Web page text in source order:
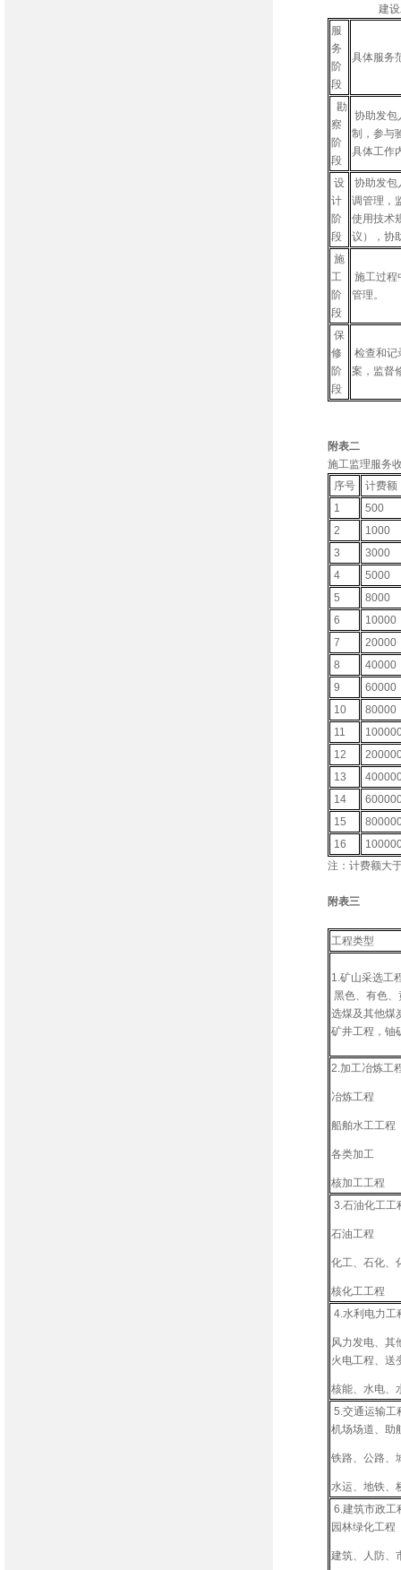
建设工程
服
务
阶
段
具体服务
勘
察
阶
段
协助发包
制，参与
具体工作
设
计
阶
段
协助发包
调管理，
使用技术
议），协
施
工
阶
段
施工过程
管理。
保
修
阶
段
检查和记
案，监督
附表二
施工监理服
序号
计费额
1
500
2
1000
3
3000
4
5000
5
8000
6
10000
7
20000
8
40000
9
60000
10
80000
11
12
13
14
15
16
注：计费额大
附表三
工程类型
1.矿
黑色、有色
选煤及其他煤
矿井工程，
2.加工冶炼工
冶炼工程
船舶水工工程
各类加工
核加工工程
3.石油化工工
石油工程
化工、石化、
核化工工
4.水利电力工
风力发电、其
火电工程、送
核能、水电
5.交通运输工
机场场道、助
铁路、公路、
水运、地铁
6.建筑市政工
园林绿化工程
建筑、人防、